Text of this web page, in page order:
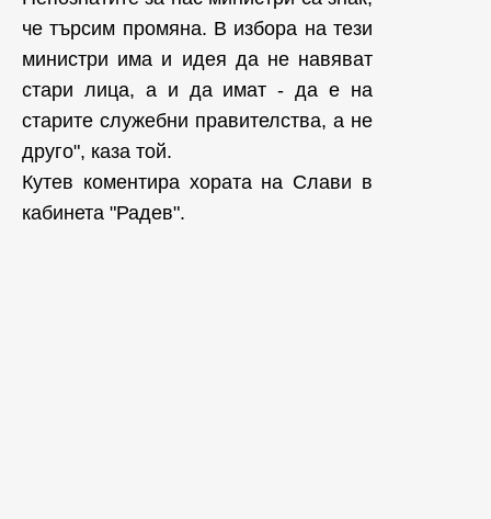
че търсим промяна. В избора на тези
министри има и идея да не навяват
стари лица, а и да имат - да е на
старите служебни правителства, а не
друго", каза той.
Кутев коментира хората на Слави в
кабинета "Радев".